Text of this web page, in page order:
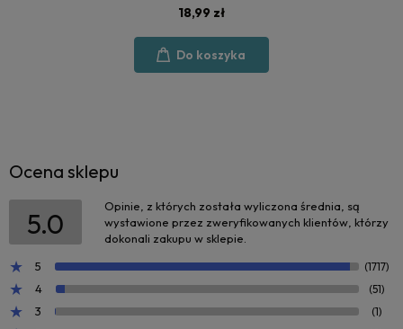
litr - MEDISEPT18,99 zł
Do koszyka
Ocena sklepu
5.0
Opinie, z których została wyliczona średnia, są
wystawione przez zweryfikowanych klientów, którzy
dokonali zakupu w sklepie.
5
(1717)
4 (51)
3 (1)